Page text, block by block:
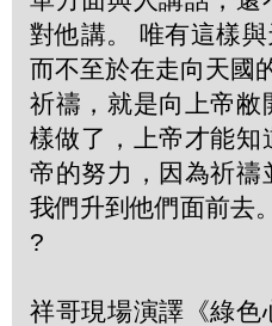
對他講。 唯有這樣
而不至於在走向天國
祈禱，就是向上帝敝
樣做了，上帝才能知
帝的努力，因為祈禱
我們升到他們面前去。
?
祥哥現場演譯《綠色